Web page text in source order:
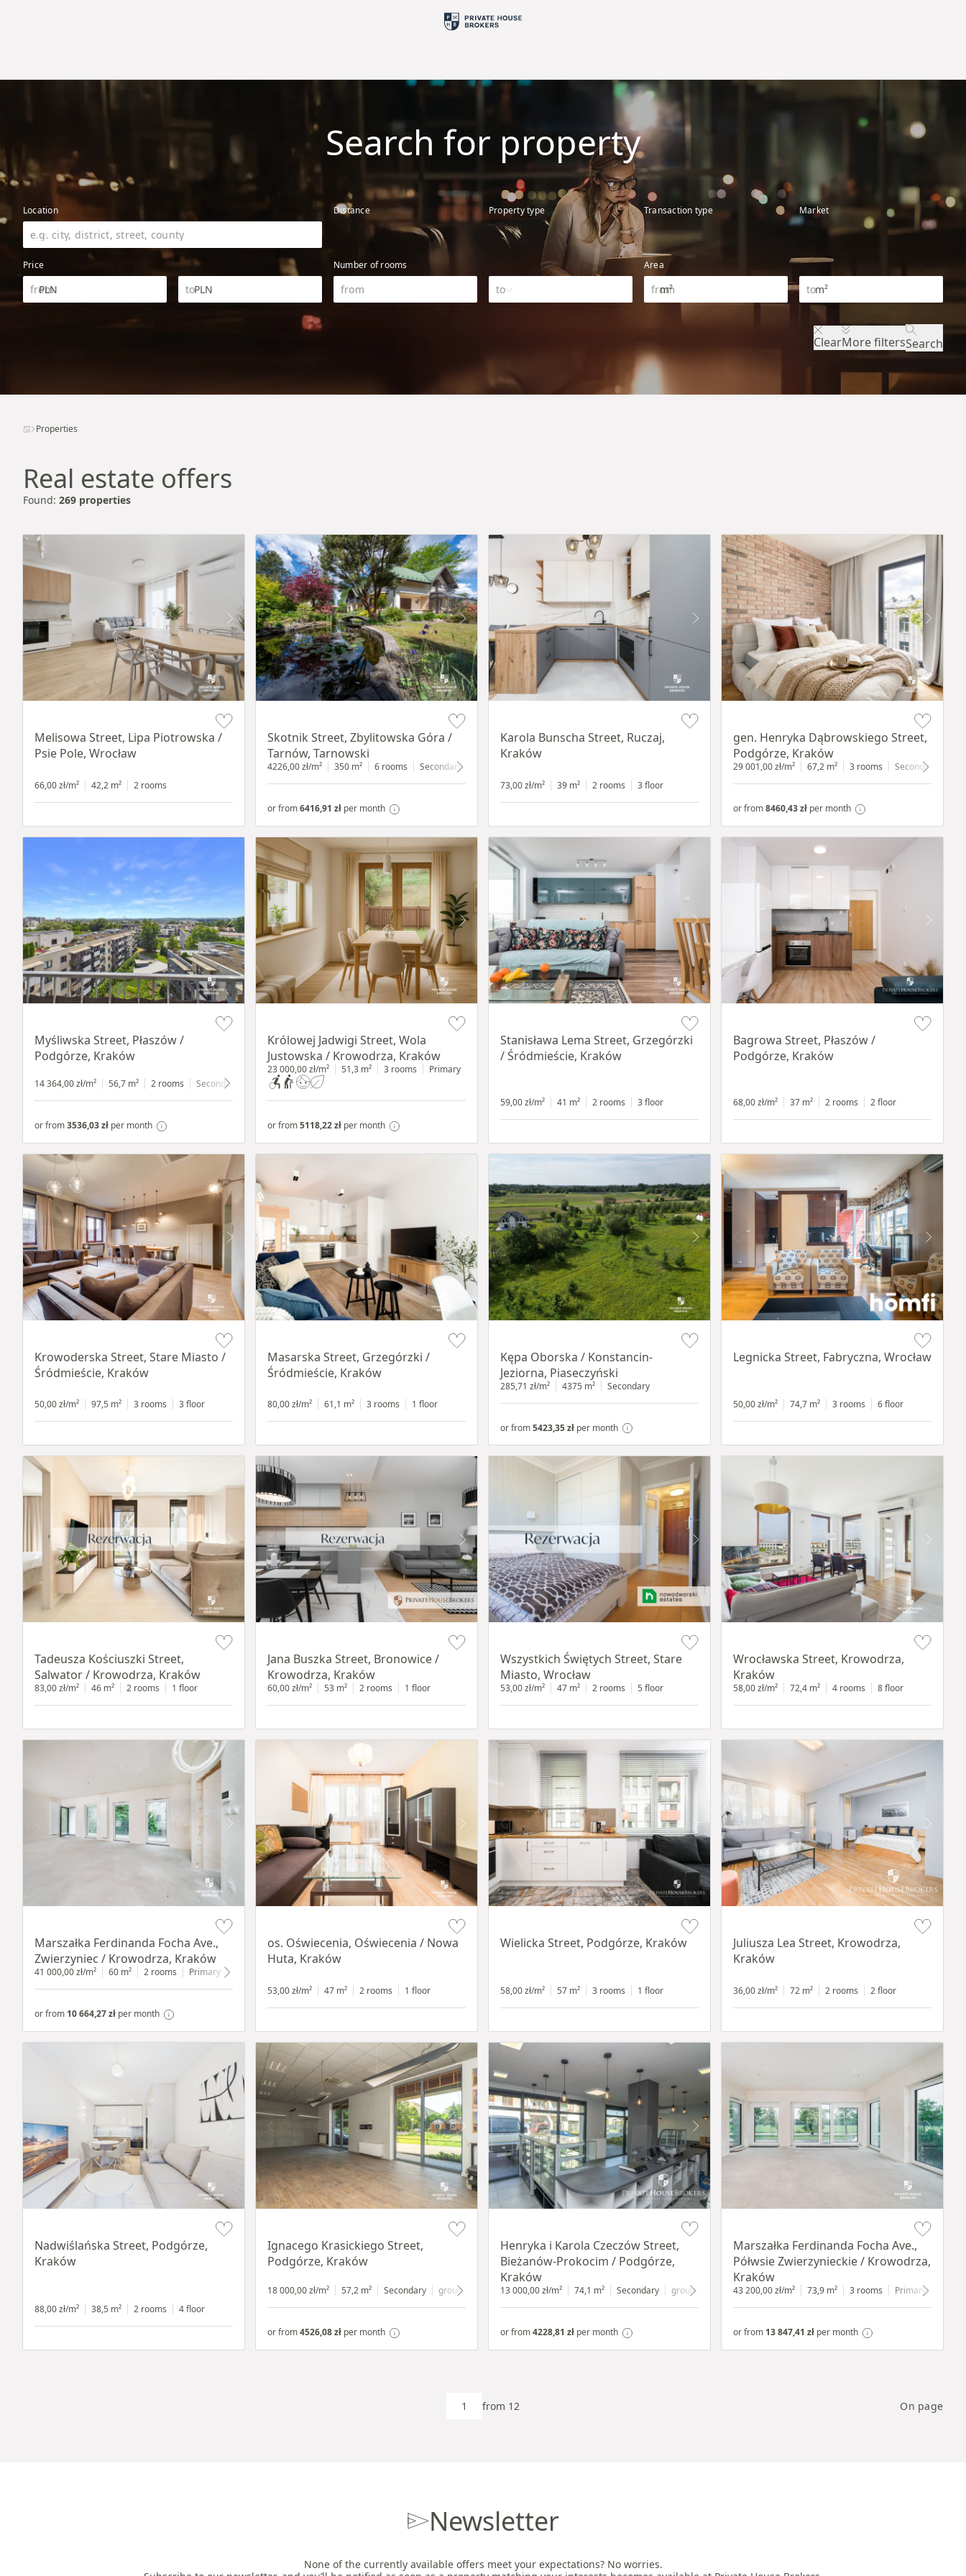
Search for property
Location Distance Property type Transaction type Market
Price
PLN PLN
Number of rooms Area
m² m²
ClearMore filtersSearch
Properties
Real estate offers
Found: 269 properties
Melisowa Street, Lipa Piotrowska /
Psie Pole, Wrocław
66,00 zł/m² 42,2 m² 2 rooms
Skotnik Street, Zbylitowska Góra /
Tarnów, Tarnowski
4226,00 zł/m² 350 m² 6 rooms Secondary
or from6416,91 zł per month
Karola Bunscha Street, Ruczaj,
Kraków
73,00 zł/m² 39 m² 2 rooms 3 floor
gen. Henryka Dąbrowskiego Street,
Podgórze, Kraków
29 001,00 zł/m² 67,2 m² 3 rooms Secondary
or from8460,43 zł per month
Myśliwska Street, Płaszów /
Podgórze, Kraków
14 364,00 zł/m² 56,7 m² 2 rooms Secondary 7 floor
or from3536,03 zł per month
Królowej Jadwigi Street, Wola
Justowska / Krowodrza, Kraków
23 000,00 zł/m² 51,3 m² 3 rooms Primary
or from5118,22 zł per month
Stanisława Lema Street, Grzegórzki
/ Śródmieście, Kraków
59,00 zł/m² 41 m² 2 rooms 3 floor
Bagrowa Street, Płaszów /
Podgórze, Kraków
68,00 zł/m² 37 m² 2 rooms 2 floor
Krowoderska Street, Stare Miasto /
Śródmieście, Kraków
50,00 zł/m² 97,5 m² 3 rooms 3 floor
Masarska Street, Grzegórzki /
Śródmieście, Kraków
80,00 zł/m² 61,1 m² 3 rooms 1 floor
Kępa Oborska / Konstancin-
Jeziorna, Piaseczyński
285,71 zł/m² 4375 m² Secondary
or from5423,35 zł per month
Legnicka Street, Fabryczna, Wrocław
50,00 zł/m² 74,7 m² 3 rooms 6 floor
Tadeusza Kościuszki Street,
Salwator / Krowodrza, Kraków
83,00 zł/m² 46 m² 2 rooms 1 floor
Jana Buszka Street, Bronowice /
Krowodrza, Kraków
60,00 zł/m² 53 m² 2 rooms 1 floor
Wszystkich Świętych Street, Stare
Miasto, Wrocław
53,00 zł/m² 47 m² 2 rooms 5 floor
Wrocławska Street, Krowodrza,
Kraków
58,00 zł/m² 72,4 m² 4 rooms 8 floor
Marszałka Ferdinanda Focha Ave.,
Zwierzyniec / Krowodrza, Kraków
41 000,00 zł/m² 60 m² 2 rooms Primary
or from 10 664,27 zł per month
os. Oświecenia, Oświecenia / Nowa
Huta, Kraków
53,00 zł/m² 47 m² 2 rooms 1 floor
Wielicka Street, Podgórze, Kraków
58,00 zł/m² 57 m² 3 rooms 1 floor
Juliusza Lea Street, Krowodrza,
Kraków
36,00 zł/m² 72 m² 2 rooms 2 floor
Nadwiślańska Street, Podgórze,
Kraków
88,00 zł/m² 38,5 m² 2 rooms 4 floor
Ignacego Krasickiego Street,
Podgórze, Kraków
18 000,00 zł/m² 57,2 m² Secondary ground floor with shop window
or from4526,08 zł per month
Henryka i Karola Czeczów Street,
Bieżanów-Prokocim / Podgórze,
Kraków
13 000,00 zł/m² 74,1 m² Secondary ground floor with shop window
or from4228,81 zł per month
Marszałka Ferdinanda Focha Ave.,
Półwsie Zwierzynieckie / Krowodrza,
Kraków
43 200,00 zł/m² 73,9 m² 3 rooms Primary
or from 13 847,41 zł per month
from 12 On page
Newsletter
None of the currently available offers meet your expectations? No worries.